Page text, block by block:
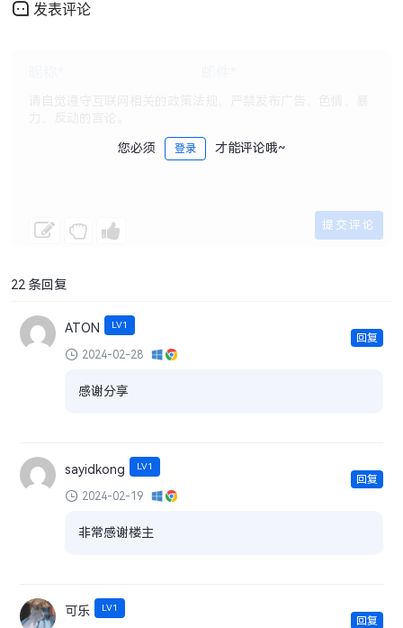
发表评论
您必须 登录 才能评论哦~
22 条回复
ATON LV1
2024-02-28
感谢分享
回复
sayidkong LV1
2024-02-19
非常感谢楼主
回复
可乐 LV1
回复